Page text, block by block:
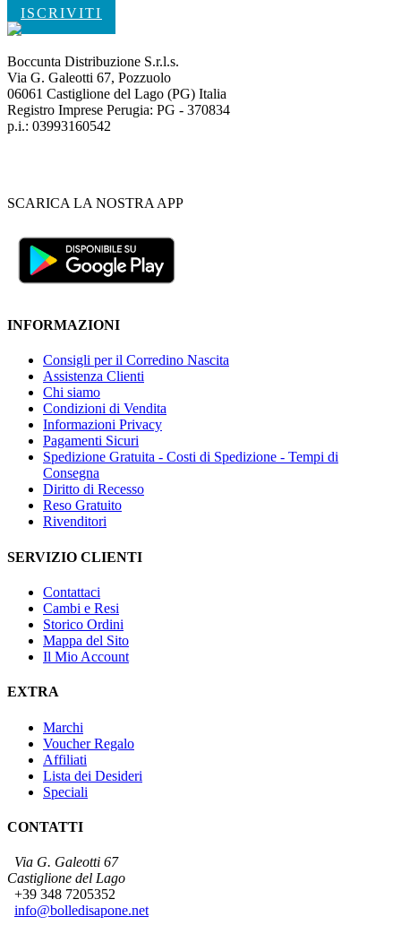
ISCRIVITI
Boccunta Distribuzione S.r.l.s.
Via G. Galeotti 67, Pozzuolo
06061 Castiglione del Lago (PG) Italia
Registro Imprese Perugia: PG - 370834
p.i.: 03993160542
SCARICA LA NOSTRA APP
INFORMAZIONI
Consigli per il Corredino Nascita
Assistenza Clienti
Chi siamo
Condizioni di Vendita
Informazioni Privacy
Pagamenti Sicuri
Spedizione Gratuita - Costi di Spedizione - Tempi di
Consegna
Diritto di Recesso
Reso Gratuito
Rivenditori
SERVIZIO CLIENTI
Contattaci
Cambi e Resi
Storico Ordini
Mappa del Sito
Il Mio Account
EXTRA
Marchi
Voucher Regalo
Affiliati
Lista dei Desideri
Speciali
CONTATTI
Via G. Galeotti 67
Castiglione del Lago
+39 348 7205352
info@bolledisapone.net